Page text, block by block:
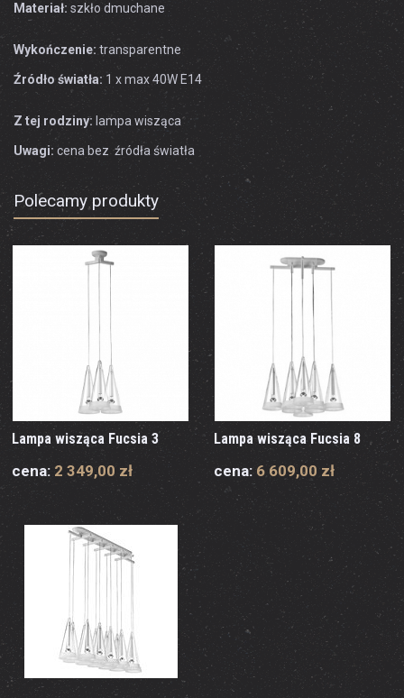
Materiał: szkło dmuchane
Wykończenie:transparentne
Źródło światła: 1 x max 40W E14
Z tej rodziny: lampa wisząca
Uwagi: cena bez źródła światła
Polecamy produkty
Lampa wisząca Fucsia 3
cena: 2 349,00 zł
Lampa wisząca Fucsia 8
cena: 6 609,00 zł